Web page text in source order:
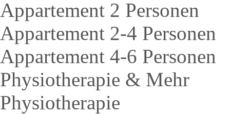
Appartement 2 Personen
Appartement 2-4 Personen
Appartement 4-6 Personen
Physiotherapie & Mehr
Physiotherapie